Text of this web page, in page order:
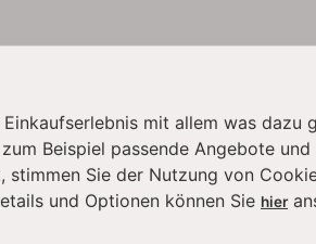
mit allem was dazu
Beispiel passende Angebote
stimmen Sie der Nutzung von
und Optionen können Sie hier